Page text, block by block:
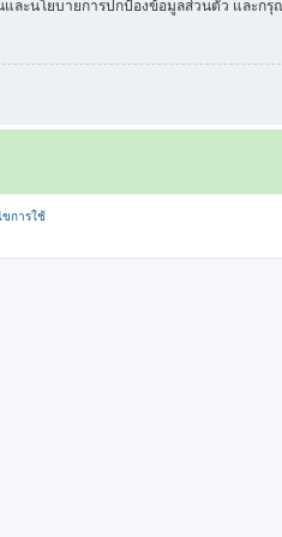
ละนโยบายการปกป้องข้อมูลส่วนตัว และก
ขการใช้